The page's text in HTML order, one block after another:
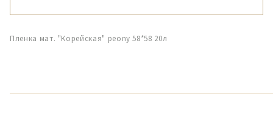
Пленка мат. "Корейская" peony 58*58 20л